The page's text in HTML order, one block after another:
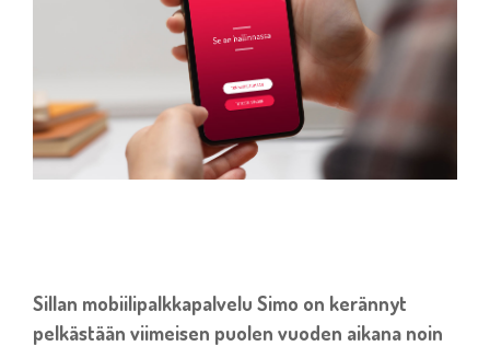
Sillan mobiilipalkkapalvelu Simo on kerännyt
pelkästään viimeisen puolen vuoden aikana noin